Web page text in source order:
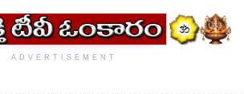
ADVERTISEMENT